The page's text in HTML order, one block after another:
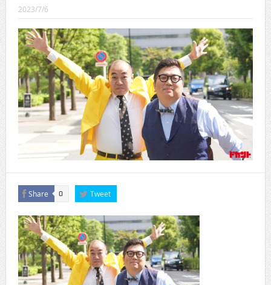
CINEMA×STYLE 287号
CINEMA×STYLE 286号
CINEMA×STYLE 285号
CINEMA×STYLE 294号
2023/7/6
Share 0 Tweet